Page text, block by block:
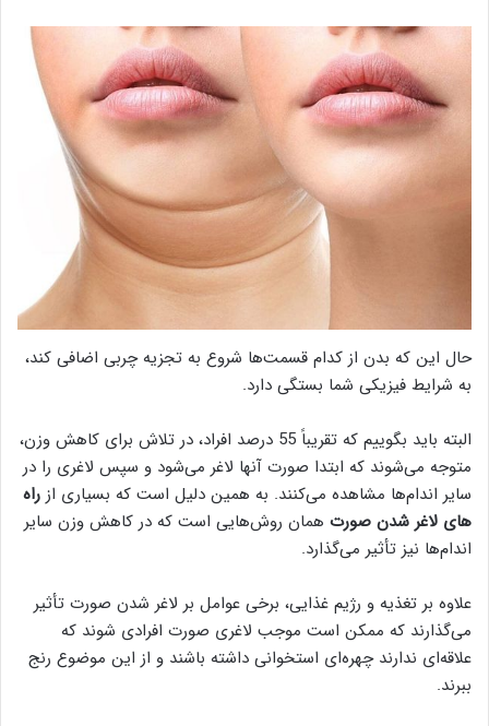
حال این که بدن از کدام قسمت‌ها شروع به تجزیه چربی اضافی کند،
به شرایط فیزیکی شما بستگی دارد.
البته باید بگوییم که تقریباً 55 درصد افراد، در تلاش برای کاهش وزن،
متوجه می‌شوند که ابتدا صورت آنها لاغر می‌شود و سپس لاغری را در
سایر اندام‌ها مشاهده می‌کنند. به همین دلیل است که بسیاری از راه
‌های لاغر شدن صورت همان روش‌هایی است که در کاهش وزن سایر
اندام‌ها نیز تأثیر می‌گذارد.
علاوه بر تغذیه و رژیم غذایی، برخی عوامل بر لاغر شدن صورت تأثیر
می‌گذارند که ممکن است موجب لاغری صورت افرادی شوند که
علاقه‌ای ندارند چهره‌ای استخوانی داشته باشند و از این موضوع رنج
ببرند.